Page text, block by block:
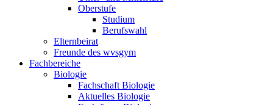
Oberstufe
Studium
Berufswahl
Elternbeirat
Freunde des wvsgym
Fachbereiche
Biologie
Fachschaft Biologie
Aktuelles Biologie